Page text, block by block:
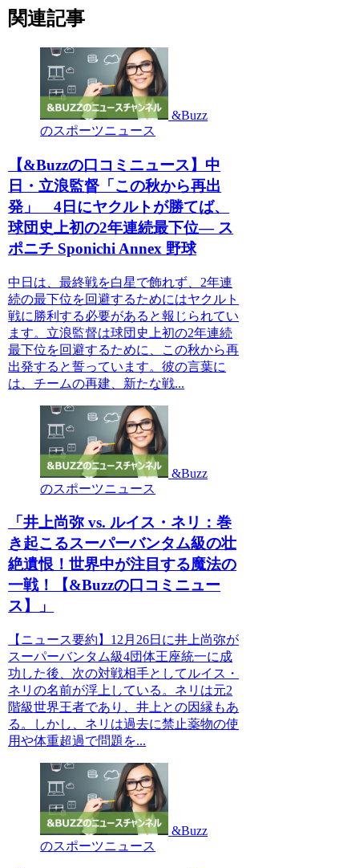
関連記事
&Buzz
のスポーツニュース
【&Buzzの口コミニュース】中
日・立浪監督「この秋から再出
発」 4日にヤクルトが勝てば、
球団史上初の2年連続最下位― ス
ポニチ Sponichi Annex 野球
中日は、最終戦を白星で飾れず、2年連
続の最下位を回避するためにはヤクルト
戦に勝利する必要があると報じられてい
ます。立浪監督は球団史上初の2年連続
最下位を回避するために、この秋から再
出発すると誓っています。彼の言葉に
は、チームの再建、新たな戦...
&Buzz
のスポーツニュース
「井上尚弥 vs. ルイス・ネリ：巻
き起こるスーパーバンタム級の壮
絶遺恨！世界中が注目する魔法の
一戦！【&Buzzの口コミニュー
ス】」
【ニュース要約】12月26日に井上尚弥が
スーパーバンタム級4団体王座統一に成
功した後、次の対戦相手としてルイス・
ネリの名前が浮上している。ネリは元2
階級世界王者であり、井上との因縁もあ
る。しかし、ネリは過去に禁止薬物の使
用や体重超過で問題を...
&Buzz
のスポーツニュース